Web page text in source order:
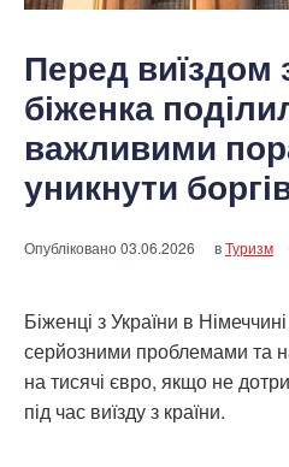
Перед виїздом
біженка
важливими
уникнути
Опубліковано03.06.2026 вТуризм
Біженці з України в
серйозними проблемами та
на тисячі євро, якщо не
під час виїзду з країни.